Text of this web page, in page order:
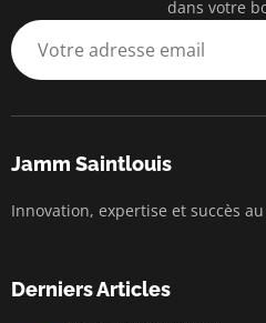
dans votre
Jamm Saintlouis
Innovation, expertise et succès
Derniers Articles